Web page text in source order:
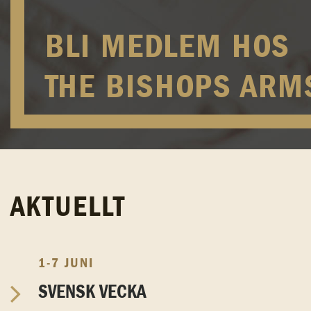
BLI MEDLEM HOS
THE BISHOPS
AKTUELLT
1-7 JUNI
SVENSK VECKA